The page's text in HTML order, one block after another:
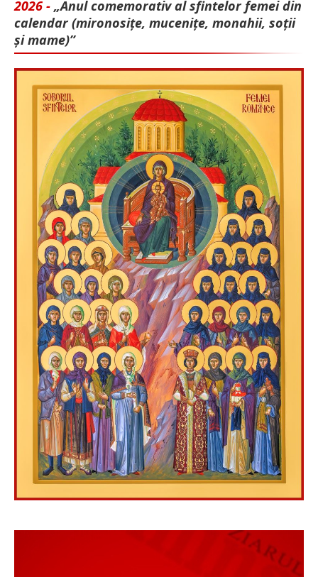
2026 - „Anul comemorativ al sfintelor femei din
calendar (mironosițe, mu­cenițe, monahii, soții
și mame)”